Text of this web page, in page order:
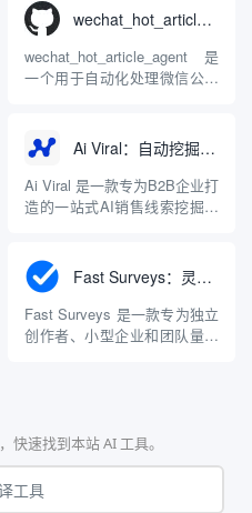
优化符合搜索引擎优化
（SEO）标准的长篇博客与着
陆页。该系统通过提供结构化
的工作流和多样的命令行交
wechat_hot_article_agent：自动采集热点并生成微信文章的智能体
wechat_hot_article_agent 是
一个用于自动化处理微信公众
语言模型（LLM）API的结
合，实现了从话题发现到文章
发布的流程自动化。其核心工
作机制包含三个阶段：首先，
Ai Viral：自动挖掘B2B销售线索并群发个性化邮件的AI拓客工具
Ai Viral 是一款专为B2B企业打
造的一站式AI销售线索挖掘与
最高效的方式构建销售管线。
该平台的核心引擎是“Scout
AI”智能体，它彻底打破了传统
静态客户数据库的局限，能够
Fast Surveys：灵活创建在线问卷并智能分析用户反馈的工具
Fast Surveys 是一款专为独立
创作者、小型企业和团队量身
简单高效。通过直观的操作界
面，用户可以快速组合单选
题、多选题、文本输入...
，快速找到本站 AI 工具。